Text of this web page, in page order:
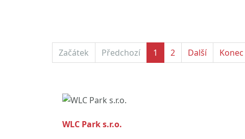
Začátek Předchozí 1 2 Další Konec
WLC Park s.r.o.